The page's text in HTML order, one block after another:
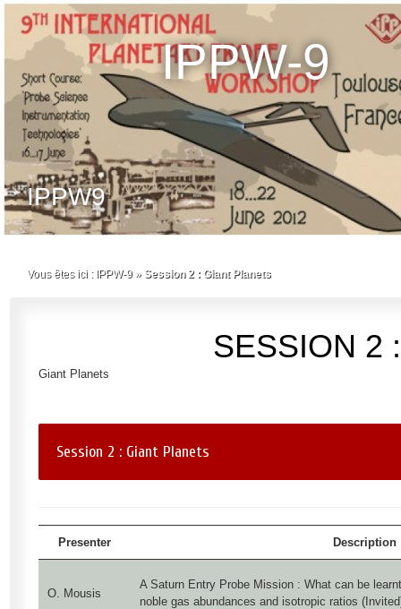
IPPW-9
IPPW9
Vous êtes ici : IPPW-9» Session 2 : Giant Planets
SESSION 2
Giant Planets
Session 2 : Giant Planets
Presenter Description
O. Mousis
A Saturn Entry Probe Mission : What can be
noble gas abundances and isotropic ratios